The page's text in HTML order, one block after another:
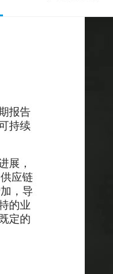
报告
持续
展，
应链
，导
的业
定的